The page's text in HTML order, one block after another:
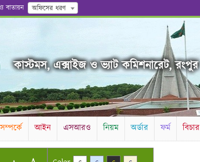
বাতায়ন অফিসের ধরণ
কাস্টমস, এক্সাইজ ও ভ্যাট কমিশনারেট, রংপুর
আইন এসআরও নিয়ম অর্ডার ফর্ম বিচার